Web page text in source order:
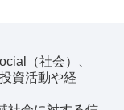
（社会）、
資活動や経